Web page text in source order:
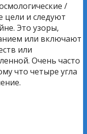
/
и следуют
Это узоры,
или включают
или
Очень часто
что четыре угла